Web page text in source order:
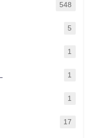
548
5
1
1
1
17